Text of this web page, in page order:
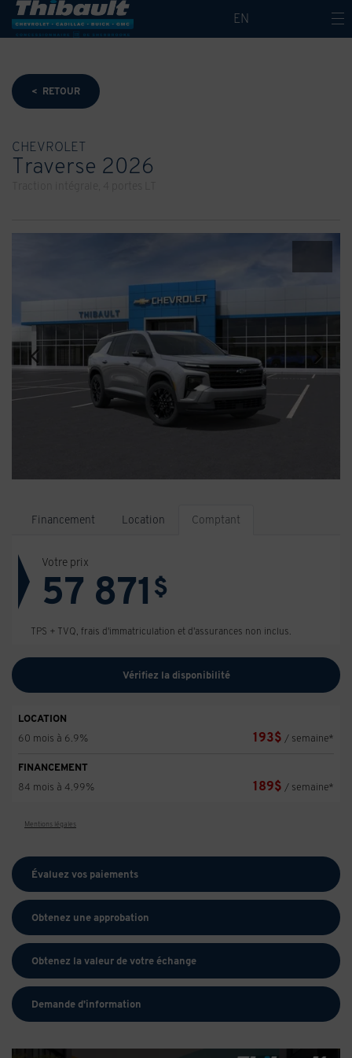
EN
< RETOUR
CHEVROLET
Traverse 2026
Financement Location Comptant
Votre prix
57 871 $
TPS + TVQ, frais d'immatriculation et d'assurances non inclus.
Vérifiez la disponibilité
LOCATION
60 mois à 6.9%
193$ / semaine*
FINANCEMENT
84 mois à 4.99%
189$ / semaine*
Mentions légales
Évaluez vos paiements
Obtenez une approbation
Obtenez la valeur de votre échange
Demande d'information